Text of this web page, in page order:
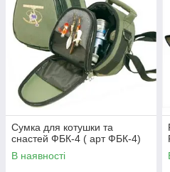
Сумка для котушки та
снастей ФБК-4 ( арт ФБК-4)
В наявності